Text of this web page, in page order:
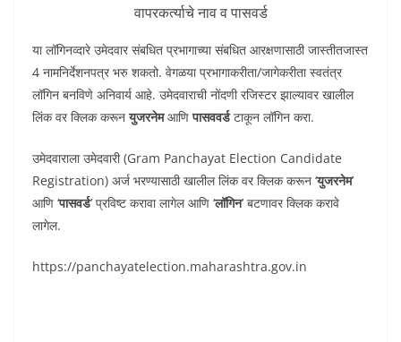
वापरकर्त्याचे नाव व पासवर्ड
या लॉगिनव्दारे उमेदवार संबधित प्रभागाच्या संबधित आरक्षणासाठी जास्तीतजास्त
4 नामनिर्देशनपत्र भरु शकतो. वेगळया प्रभागाकरीता/जागेकरीता स्वतंत्र
लॉगिन बनविणे अनिवार्य आहे. उमेदवाराची नोंदणी रजिस्टर झाल्यावर खालील
लिंक वर क्लिक करूनयुजरनेमआणिपासववर्डटाकून लॉगिन करा.
उमेदवाराला उमेदवारी (Gram Panchayat Election Candidate
Registration) अर्ज भरण्यासाठी खालील लिंक वर क्लिक करून ‘युजरनेम’
आणि ‘पासवर्ड’ प्रविष्ट करावा लागेल आणि ‘लॉगिन’ बटणावर क्लिक करावे
लागेल.
https://panchayatelection.maharashtra.gov.in